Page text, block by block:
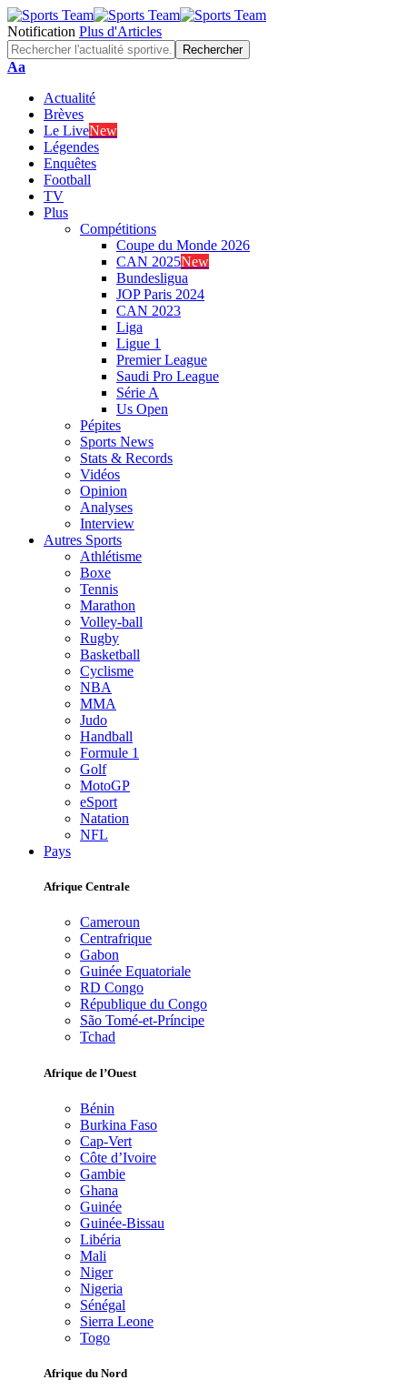
Notification Plus d'Articles
Font
Aa
Actualité
Brèves
Le LiveNew
Légendes
Enquêtes
Football
TV
Plus
Compétitions
Coupe du Monde 2026
CAN 2025New
Bundesligua
JOP Paris 2024
CAN 2023
Liga
Ligue 1
Premier League
Saudi Pro League
Série A
Us Open
Pépites
Sports News
Stats & Records
Vidéos
Opinion
Analyses
Interview
Autres Sports
Athlétisme
Boxe
Tennis
Marathon
Volley-ball
Rugby
Basketball
Cyclisme
NBA
MMA
Judo
Handball
Formule 1
Golf
MotoGP
eSport
Natation
NFL
Pays
Afrique Centrale
Cameroun
Centrafrique
Gabon
Guinée Equatoriale
RD Congo
République du Congo
São Tomé-et-Príncipe
Tchad
Afrique de l’Ouest
Bénin
Burkina Faso
Cap-Vert
Côte d’Ivoire
Gambie
Ghana
Guinée
Guinée-Bissau
Libéria
Mali
Niger
Nigeria
Sénégal
Sierra Leone
Togo
Afrique du Nord